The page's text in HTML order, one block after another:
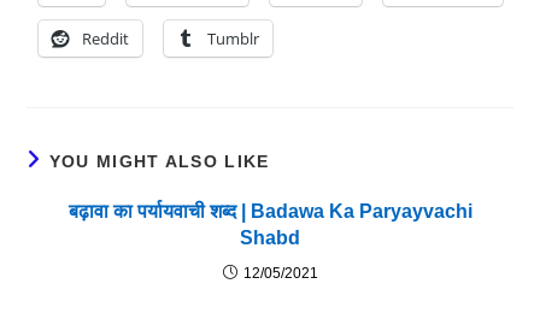
Reddit Tumblr
YOU MIGHT ALSO LIKE
बढ़ावा का पर्यायवाची शब्द | Badawa Ka Paryayvachi
Shabd
12/05/2021